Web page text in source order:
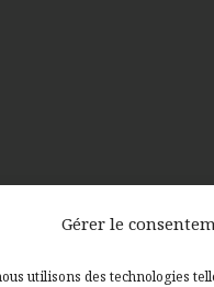
Gérer le
utilisons des technologies